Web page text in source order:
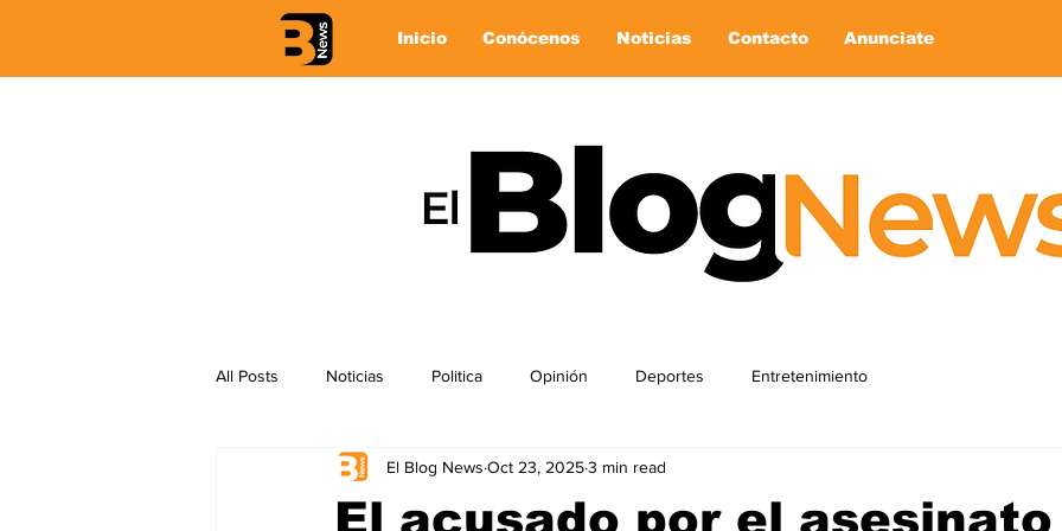
Inicio Conócenos Noticias Contacto Anunciate
All Posts Noticias Politica Opinión Deportes Entretenimiento
El acusado por el
El Blog News Oct 23, 20253 min read